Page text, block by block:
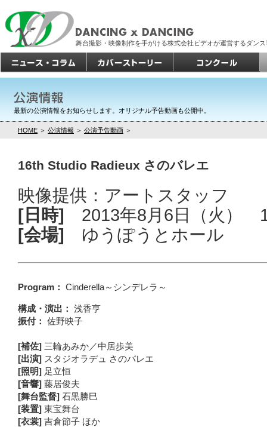
舞台撮影・映像制作を手がける株式会社ビデオが運営するダン
最新の公演情報をお知らせします。オリジナル予告動画も公開中。
HOME ＞ 公演情報 ＞ 公演予告動画 ＞
16th Studio Radieux さのバレエ
映像提供：アートスタッフ
[日時] 2013年8月6日（火）
[会場] ゆうぽうとホール
Program： Cinderella～シンデレラ～
構成・演出： 浅香亨
振付： 佐野映子
[補佐] 三輪あみか／中居歩美
[出演] スタジオラデュ さのバレエ
[照明] 足立恒
[音響] 藤居俊夫
[舞台監督] 石黒勝巳
[装置] 東宝舞台
[衣裳] 吉倉節子 ほか